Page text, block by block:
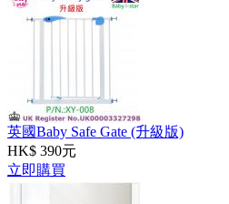
英國Baby Safe Gate (升級版)
HK$ 390元
立即購買